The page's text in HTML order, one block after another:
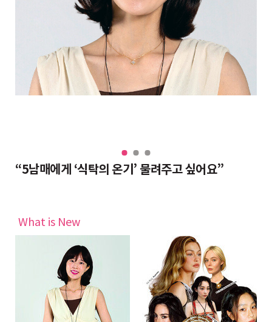
“5남매에게 ‘식탁의 온기’ 물려주고 싶어요”
What is New